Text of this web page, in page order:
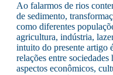
Ao falarmos de rios
de sedimento,
como diferentes
agricultura, indústria,
intuito do presente artigo
relações entre
aspectos econômicos,